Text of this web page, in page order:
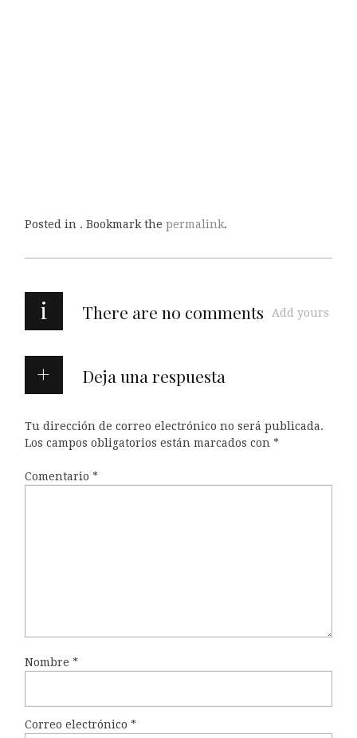
Posted in . Bookmark the permalink.
i There are no comments Add yours
Deja una respuesta
Tu dirección de correo electrónico no será publicada.
Los campos obligatorios están marcados con *
Comentario *
Nombre *
Correo electrónico *